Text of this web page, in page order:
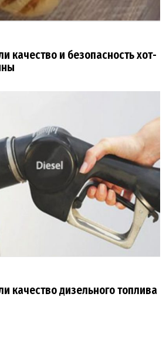
качество и безопасность хот-
качество дизельного топлива